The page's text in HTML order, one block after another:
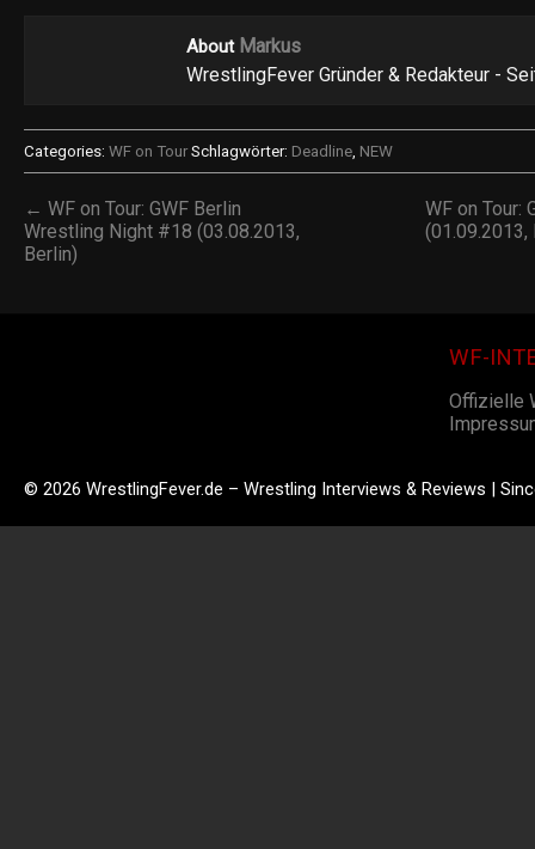
About Markus
WrestlingFever Gründer & Redakteur -
Categories: WF on Tour Schlagwörter: Deadline, NEW
← WF on Tour: GWF Berlin
Wrestling Night #18 (03.08.2013,
Berlin)
WF on Tour:
WF-
Offizielle
© 2026 WrestlingFever.de – Wrestling Interviews & Reviews |